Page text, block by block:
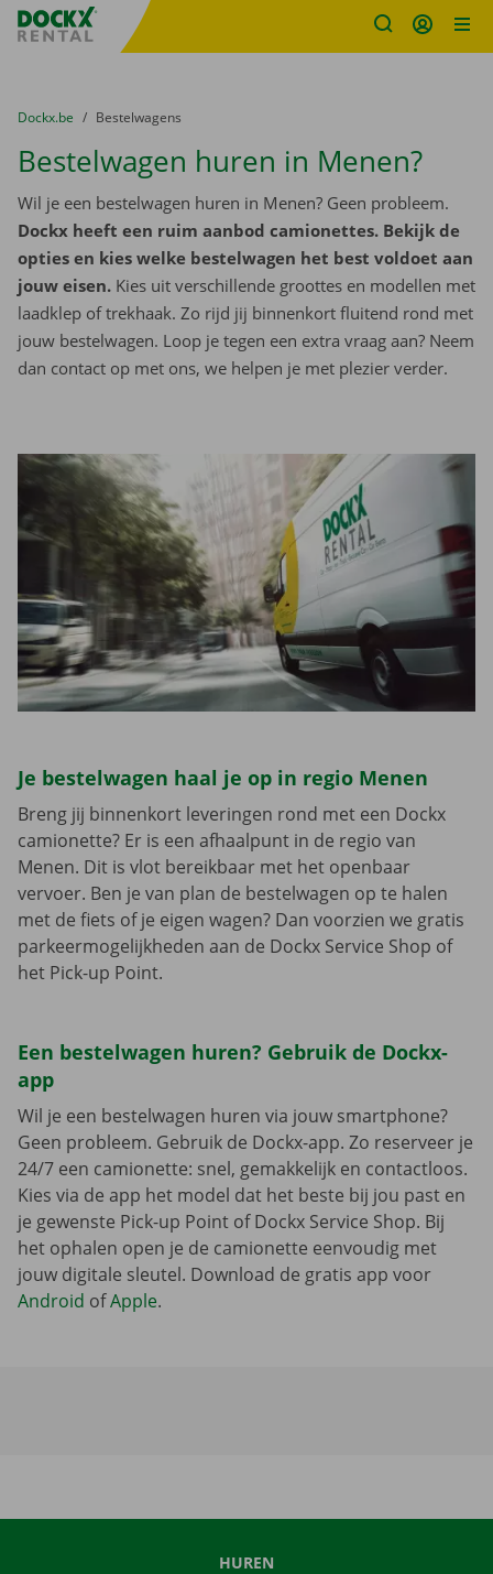
Fratello DEMO
U bevindt zich hier:
van
Dockx.be naar
Bestelwagens
Bestelwagen huren in Menen?
Wil je een bestelwagen huren in Menen? Geen probleem.
Dockx heeft een ruim aanbod camionettes. Bekijk de
opties en kies welke bestelwagen het best voldoet aan
jouw eisen. Kies uit verschillende groottes en modellen met
laadklep of trekhaak. Zo rijd jij binnenkort fluitend rond met
jouw bestelwagen. Loop je tegen een extra vraag aan? Neem
dan contact op met ons, we helpen je met plezier verder.
Je bestelwagen haal je op in regio Menen
Breng jij binnenkort leveringen rond met een Dockx
camionette? Er is een afhaalpunt in de regio van
Menen. Dit is vlot bereikbaar met het openbaar
vervoer. Ben je van plan de bestelwagen op te halen
met de fiets of je eigen wagen? Dan voorzien we gratis
parkeermogelijkheden aan de Dockx Service Shop of
het Pick-up Point.
Een bestelwagen huren? Gebruik de Dockx-
app
Wil je een bestelwagen huren via jouw smartphone?
Geen probleem. Gebruik de Dockx-app. Zo reserveer je
24/7 een camionette: snel, gemakkelijk en contactloos.
Kies via de app het model dat het beste bij jou past en
je gewenste Pick-up Point of Dockx Service Shop. Bij
het ophalen open je de camionette eenvoudig met
jouw digitale sleutel. Download de gratis app voor
Android ofApple.
HUREN